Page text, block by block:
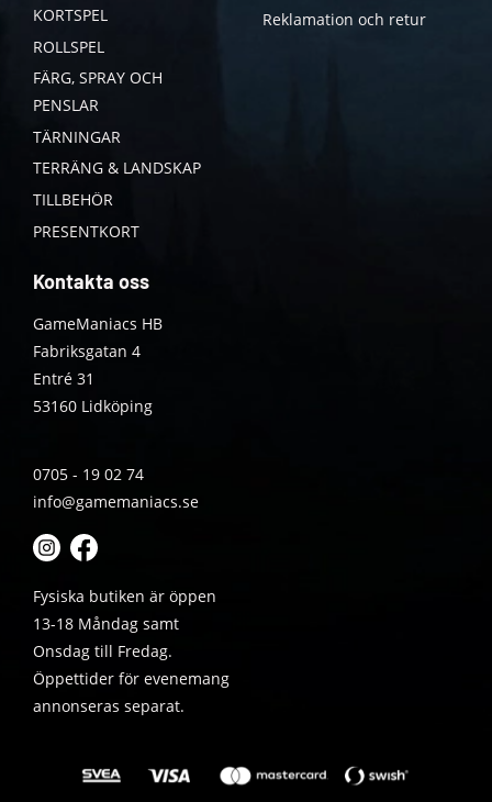
KORTSPEL
ROLLSPEL
FÄRG, SPRAY OCH
PENSLAR
TÄRNINGAR
TERRÄNG & LANDSKAP
TILLBEHÖR
PRESENTKORT
Reklamation och retur
Kontakta oss
GameManiacs HB
Fabriksgatan 4
Entré 31
53160 Lidköping
0705 - 19 02 74
info@gamemaniacs.se
Fysiska butiken är öppen
13-18 Måndag samt
Onsdag till Fredag.
Öppettider för evenemang
annonseras separat.